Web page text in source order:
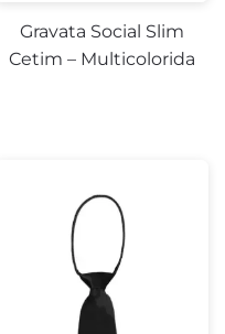
Gravata Social Slim
Cetim – Multicolorida